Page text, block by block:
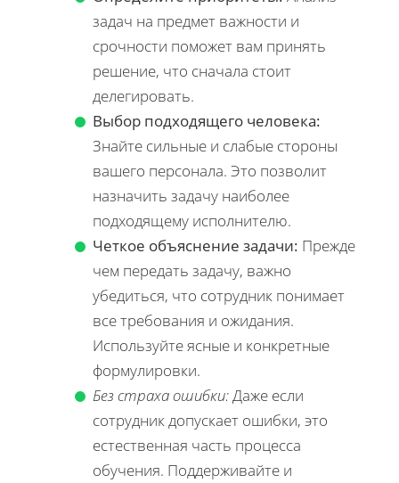
задач на предмет важности и
срочности поможет вам принять
решение, что сначала стоит
делегировать.
Выбор подходящего человека:
Знайте сильные и слабые стороны
вашего персонала. Это позволит
назначить задачу наиболее
подходящему исполнителю.
Четкое объяснение задачи: Прежде
чем передать задачу, важно
убедиться, что сотрудник понимает
все требования и ожидания.
Используйте ясные и конкретные
формулировки.
Без страха ошибки: Даже если
сотрудник допускает ошибки, это
естественная часть процесса
обучения. Поддерживайте и